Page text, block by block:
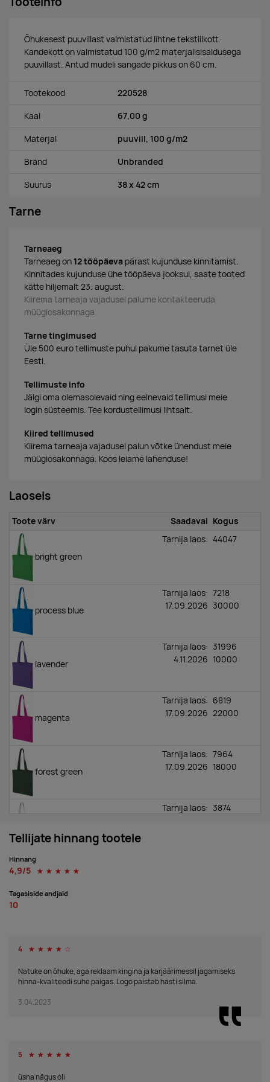
Õhukesest puuvillast valmistatud lihtne tekstiilkott.
Kandekott on valmistatud 100 g/m2 materjalisisaldusega
puuvillast. Antud mudeli sangade pikkus on 60 cm.
Tootekood 220528
Kaal 67,00 g
Materjal puuvill, 100 g/m2
Bränd Unbranded
Suurus 38 x 42 cm
Tarne
Tarneaeg
Tarneaeg on 12 tööpäeva pärast kujunduse kinnitamist.
Kinnitades kujunduse ühe tööpäeva jooksul, saate tooted
kätte hiljemalt 23. august.
Kiirema tarneaja vajadusel palume kontakteeruda
müügiosakonnaga.
Tarne tingimused
Üle 500 euro tellimuste puhul pakume tasuta tarnet üle
Eesti.
Tellimuste info
Jälgi oma olemasolevaid ning eelnevaid tellimusi meie
login süsteemis. Tee kordustellimusi lihtsalt.
Kiired tellimused
Kiirema tarneaja vajadusel palun võtke ühendust meie
müügiosakonnaga. Koos leiame lahenduse!
Laoseis
Toote värv Saadaval Kogus
bright green
Tarnija laos: 44047
process blue
Tarnija laos:
17.09.2026
7218
30000
lavender
Tarnija laos:
4.11.2026
31996
10000
magenta
Tarnija laos:
17.09.2026
6819
22000
forest green
Tarnija laos:
17.09.2026
7964
18000
Tarnija laos: 3874
red
Tarnija laos:
23.09.2026
27178
21217
Tellijate hinnang tootele
Hinnang
4,9/5 ☆
☆
☆
☆
☆
Tagasiside andjaid
10
4 ☆
☆
☆
☆
☆
Natuke on õhuke, aga reklaam kingina ja karjäärimessil jagamiseks
hinna-kvaliteedi suhe paigas. Logo paistab hästi silma.
3.04.2023
5 ☆
☆
☆
☆
☆
üsna nägus oli